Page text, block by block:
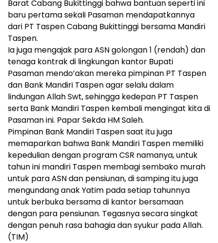
Barat Cabang Bukittinggi bahwa bantuan seperti ini
baru pertama sekali Pasaman mendapatkannya
dari PT Taspen Cabang Bukittinggi bersama Mandiri
Taspen.
Ia juga mengajak para ASN golongan 1 (rendah) dan
tenaga kontrak di lingkungan kantor Bupati
Pasaman mendo’akan mereka pimpinan PT Taspen
dan Bank Mandiri Taspen agar selalu dalam
lindungan Allah Swt, sehingga kedepan PT Taspen
serta Bank Mandiri Taspen kembali mengingat kita di
Pasaman ini. Papar Sekda HM Saleh.
Pimpinan Bank Mandiri Taspen saat itu juga
memaparkan bahwa Bank Mandiri Taspen memiliki
kepedulian dengan program CSR namanya, untuk
tahun ini mandiri Taspen membagi sembako murah
untuk para ASN dan pensiunan, di samping itu juga
mengundang anak Yatim pada setiap tahunnya
untuk berbuka bersama di kantor bersamaan
dengan para pensiunan. Tegasnya secara singkat
dengan penuh rasa bahagia dan syukur pada Allah.
(TIM)